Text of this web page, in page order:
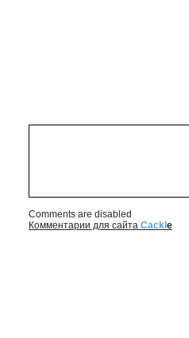
Comments are disabled
Комментарии для сайта Cackl e